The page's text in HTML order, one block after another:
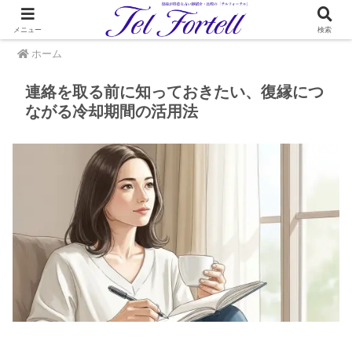
ホーム
連絡を取る前に知っておきたい、復縁につ
ながる冷却期間の活用法
メニュー 検索